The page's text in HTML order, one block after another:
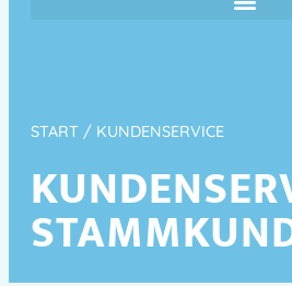
START / KUNDENSERVICE